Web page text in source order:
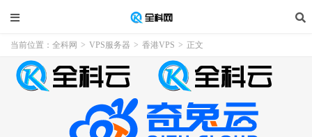
当前位置： 全科网 > VPS服务器 > 香港VPS > 正文